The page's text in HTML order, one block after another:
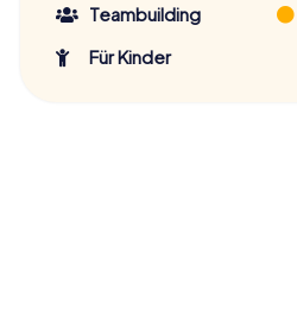
Teambuilding
Für Kinder